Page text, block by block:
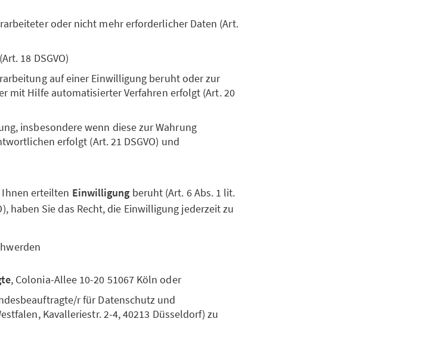
oder nicht mehr erforderlicher Daten (Art.
18 DSGVO)
auf einer Einwilligung beruht oder zur
mit Hilfe automatisierter Verfahren erfolgt (Art. 20
insbesondere wenn diese zur Wahrung
erfolgt (Art. 21 DSGVO) und
erteilten Einwilligung beruht (Art. 6 Abs. 1 lit.
haben Sie das Recht, die Einwilligung jederzeit zu
, Colonia-Allee 10-20 51067 Köln oder
r für Datenschutz und
Kavalleriestr. 2-4, 40213 Düsseldorf) zu